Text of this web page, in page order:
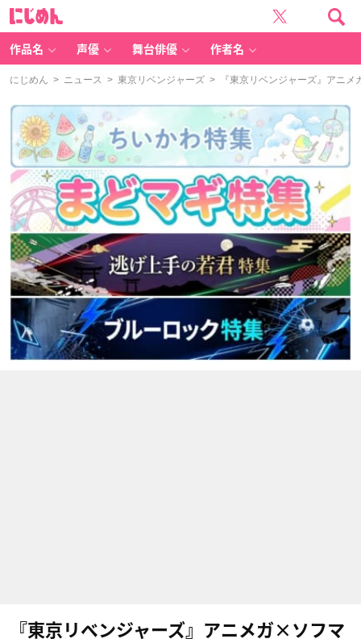
作品名 声優 舞台俳優 作者名
にじめん > ニュース > 東京リベンジャーズ > 『東京リベンジャーズ』アニメ
『東京リベンジャーズ』アニメガ×ソフマ